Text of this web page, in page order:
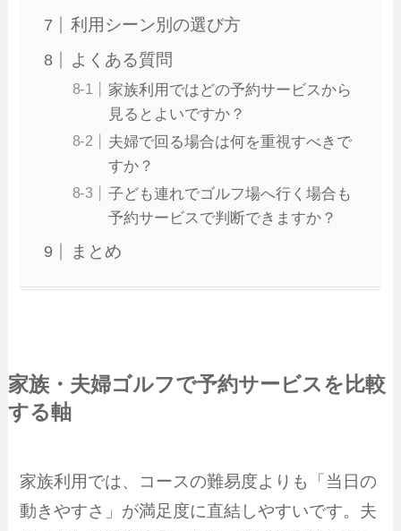
利用シーン別の選び方
よくある質問
家族利用ではどの予約サービスから
見るとよいですか？
夫婦で回る場合は何を重視すべきで
すか？
子ども連れでゴルフ場へ行く場合も
予約サービスで判断できますか？
まとめ
家族・夫婦ゴルフで予約サービスを比較
する軸
家族利用では、コースの難易度よりも「当日の
動きやすさ」が満足度に直結しやすいです。夫